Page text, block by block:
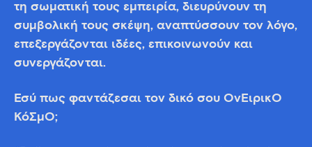
τη σωματική τους εμπειρία, διευρύνουν τη
συμβολική τους σκέψη, αναπτύσσουν τον λόγο,
επεξεργάζονται ιδέες, επικοινωνούν και
συνεργάζονται.
Εσύ πως φαντάζεσαι τον δικό σου ΟνΕιρικΟ
ΚόΣμΟ;